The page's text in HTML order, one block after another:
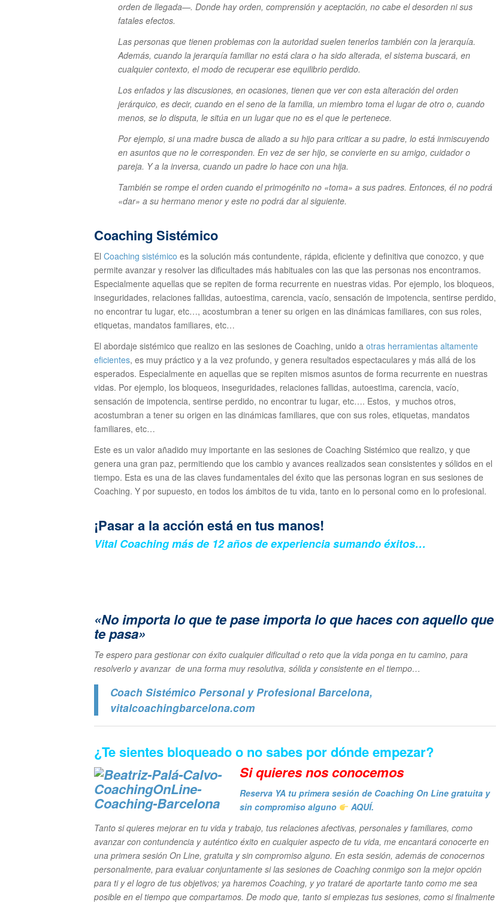
orden de llegada—. Donde hay orden, comprensión y aceptación, no cabe el desorden ni sus
fatales efectos.
Las personas que tienen problemas con la autoridad suelen tenerlos también con la jerarquía.
Además, cuando la jerarquía familiar no está clara o ha sido alterada, el sistema buscará, en
cualquier contexto, el modo de recuperar ese equilibrio perdido.
Los enfados y las discusiones, en ocasiones, tienen que ver con esta alteración del orden
jerárquico, es decir, cuando en el seno de la familia, un miembro toma el lugar de otro o, cuando
menos, se lo disputa, le sitúa en un lugar que no es el que le pertenece.
Por ejemplo, si una madre busca de aliado a su hijo para criticar a su padre, lo está inmiscuyendo
en asuntos que no le corresponden. En vez de ser hijo, se convierte en su amigo, cuidador o
pareja. Y a la inversa, cuando un padre lo hace con una hija.
También se rompe el orden cuando el primogénito no «toma» a sus padres. Entonces, él no podrá
«dar» a su hermano menor y este no podrá dar al siguiente.
Coaching Sistémico
El Coaching sistémico es la solución más contundente, rápida, eficiente y definitiva que conozco, y que
permite avanzar y resolver las dificultades más habituales con las que las personas nos encontramos.
Especialmente aquellas que se repiten de forma recurrente en nuestras vidas. Por ejemplo, los bloqueos,
inseguridades, relaciones fallidas, autoestima, carencia, vacío, sensación de impotencia, sentirse perdido,
no encontrar tu lugar, etc…, acostumbran a tener su origen en las dinámicas familiares, con sus roles,
etiquetas, mandatos familiares, etc…
El abordaje sistémico que realizo en las sesiones de Coaching, unido a otras herramientas altamente
eficientes, es muy práctico y a la vez profundo, y genera resultados espectaculares y más allá de los
esperados. Especialmente en aquellas que se repiten mismos asuntos de forma recurrente en nuestras
vidas. Por ejemplo, los bloqueos, inseguridades, relaciones fallidas, autoestima, carencia, vacío,
sensación de impotencia, sentirse perdido, no encontrar tu lugar, etc…. Estos, y muchos otros,
acostumbran a tener su origen en las dinámicas familiares, que con sus roles, etiquetas, mandatos
familiares, etc…
Este es un valor añadido muy importante en las sesiones de Coaching Sistémico que realizo, y que
genera una gran paz, permitiendo que los cambio y avances realizados sean consistentes y sólidos en el
tiempo. Esta es una de las claves fundamentales del éxito que las personas logran en sus sesiones de
Coaching. Y por supuesto, en todos los ámbitos de tu vida, tanto en lo personal como en lo profesional.
¡Pasar a la acción está en tus manos!
Vital Coaching más de 12 años de experiencia sumando éxitos…
«No importa lo que te pase importa lo que haces con aquello que
te pasa»
Te espero para gestionar con éxito cualquier dificultad o reto que la vida ponga en tu camino, para
resolverlo y avanzar de una forma muy resolutiva, sólida y consistente en el tiempo…
Coach Sistémico Personal y Profesional Barcelona,
vitalcoachingbarcelona.com
¿Te sientes bloqueado o no sabes por dónde empezar?
Si quieres nos conocemos
Reserva YA tu primera sesión de Coaching On Line gratuita y
sin compromiso alguno
AQUÍ.
Tanto si quieres mejorar en tu vida y trabajo, tus relaciones afectivas, personales y familiares, como
avanzar con contundencia y auténtico éxito en cualquier aspecto de tu vida, me encantará conocerte en
una primera sesión On Line, gratuita y sin compromiso alguno. En esta sesión, además de conocernos
personalmente, para evaluar conjuntamente si las sesiones de Coaching conmigo son la mejor opción
para ti y el logro de tus objetivos; ya haremos Coaching, y yo trataré de aportarte tanto como me sea
posible en el tiempo que compartamos. De modo que, tanto si empiezas tus sesiones, como si finalmente